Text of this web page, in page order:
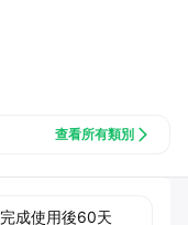
查看所有類別
完成使用後60天